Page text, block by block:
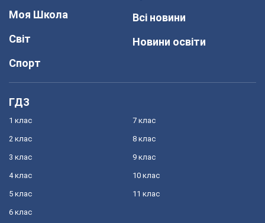
Моя Школа
Світ
Спорт
Всі новини
Новини освіти
ГДЗ
1 клас
2 клас
3 клас
4 клас
5 клас
6 клас
7 клас
8 клас
9 клас
10 клас
11 клас